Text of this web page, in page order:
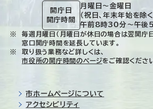
開庁日
開庁時間
月曜日～金曜日
（祝日、年末年始を除く
午前8時30分～午後
毎週月曜日（月曜日が休日の場合は翌開庁
窓口開庁時間を延長しています。
取り扱う業務など詳しくは、
市役所の開庁時間のページをご確認くださ
市ホームページについて
アクセシビリティ